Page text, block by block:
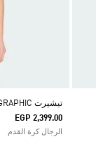
تيشيرت LIVERPOOL FC STADIUM GRAPHIC
EGP 2,399.00
الرجال كرة القدم